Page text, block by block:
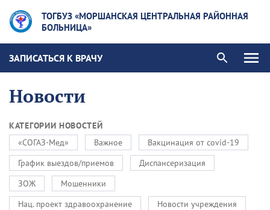
ТОГБУЗ «МОРШАНСКАЯ ЦЕНТРАЛЬНАЯ РАЙОННАЯ
БОЛЬНИЦА»
ЗАПИСАТЬСЯ К ВРАЧУ
Новости
КАТЕГОРИИ НОВОСТЕЙ
«СОГАЗ-Мед»
Важное
Вакцинация от covid-19
График выездов/приемов
Диспансеризация
ЗОЖ
Мошенники
Нац. проект здравоохранение
Новости учреждения